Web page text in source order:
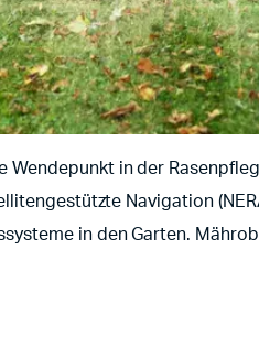
in der
Navigation
in den Garten.